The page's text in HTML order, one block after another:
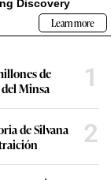
de
Minsa
1
de Silvana
2